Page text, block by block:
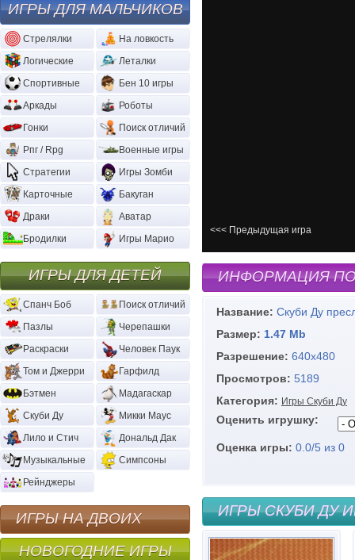
<<< Предыдущая игра
ИНФОРМАЦИЯ
Название: Скуби Ду
Размер: 1.47 Mb
Разрешение: 640х480
Просмотров: 5189
Категория: Игры Скуби Ду
Оценить игрушку:
Оценка игры: 0.0/5 из 0
ИГРЫ СКУБИ ДУ
ИГРЫ ДЛЯ МАЛЬЧИКОВ
Стрелялки
На ловкость
Логические
Леталки
Спортивные
Бен 10 игры
Аркады
Роботы
Гонки
Поиск отличий
Рпг / Rpg
Военные игры
Стратегии
Игры Зомби
Карточные
Бакуган
Драки
Аватар
Бродилки
Игры Марио
ИГРЫ ДЛЯ ДЕТЕЙ
Спанч Боб
Поиск отличий
Пазлы
Черепашки
Раскраски
Человек Паук
Том и Джерри
Гарфилд
Бэтмен
Мадагаскар
Скуби Ду
Микки Маус
Лило и Стич
Дональд Дак
Музыкальные
Симпсоны
Рейнджеры
ИГРЫ НА ДВОИХ
НОВОГОДНИЕ ИГРЫ